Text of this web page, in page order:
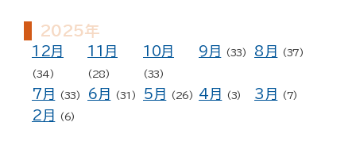
2025年
12月
(34)
11月
(28)
10月
(33)
9月 (33) 8月 (37)
7月 (33) 6月 (31) 5月 (26) 4月 (3) 3月 (7)
2月 (6)